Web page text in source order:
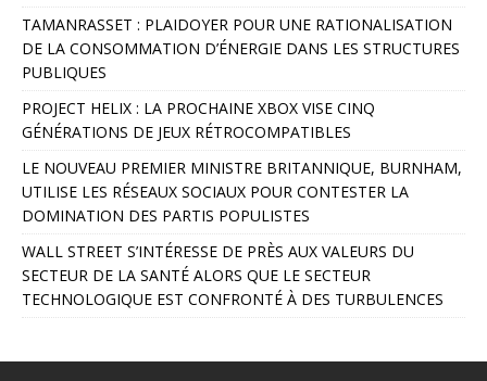
TAMANRASSET : PLAIDOYER POUR UNE RATIONALISATION
DE LA CONSOMMATION D’ÉNERGIE DANS LES STRUCTURES
PUBLIQUES
PROJECT HELIX : LA PROCHAINE XBOX VISE CINQ
GÉNÉRATIONS DE JEUX RÉTROCOMPATIBLES
LE NOUVEAU PREMIER MINISTRE BRITANNIQUE, BURNHAM,
UTILISE LES RÉSEAUX SOCIAUX POUR CONTESTER LA
DOMINATION DES PARTIS POPULISTES
WALL STREET S’INTÉRESSE DE PRÈS AUX VALEURS DU
SECTEUR DE LA SANTÉ ALORS QUE LE SECTEUR
TECHNOLOGIQUE EST CONFRONTÉ À DES TURBULENCES